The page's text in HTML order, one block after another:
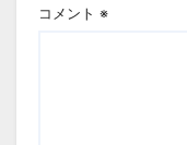
コメント ※